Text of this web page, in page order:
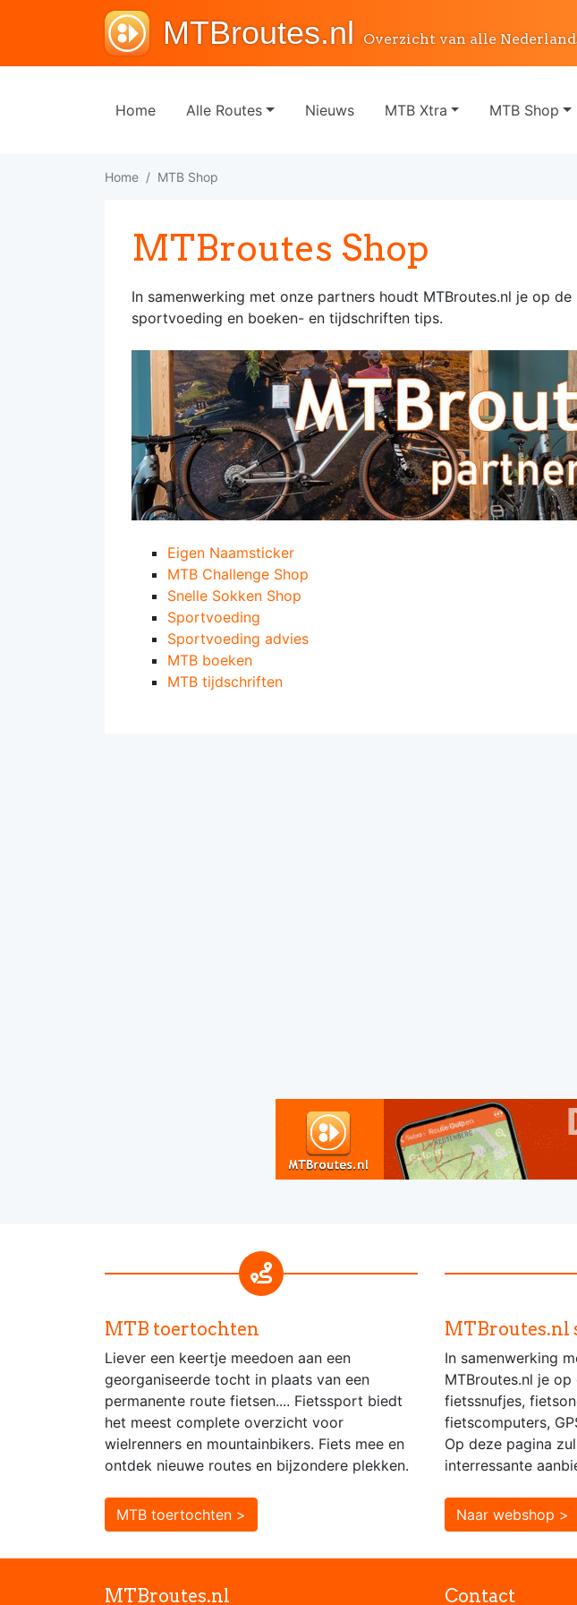
MTBroutes.nl Overzicht van alle
Home Alle Routes Nieuws MTB Xtra MTB Shop
Home MTB Shop
MTBroutes Shop
In samenwerking met onze partners houdt MTBroutes.nl je op
sportvoeding en boeken- en tijdschriften tips.
Eigen Naamsticker
MTB Challenge Shop
Snelle Sokken Shop
Sportvoeding
Sportvoeding advies
MTB boeken
MTB tijdschriften
MTB toertochten
Liever een keertje meedoen aan een
georganiseerde tocht in plaats van een
permanente route fietsen.... Fietssport biedt
het meest complete overzicht voor
wielrenners en mountainbikers. Fiets mee en
ontdek nieuwe routes en bijzondere plekken.
MTB toertochten >
MTBroutes.nl
In samenwerking
MTBroutes.nl je
fietssnufjes,
fietscomputers,
Op deze pagina
interressante
Naar webshop >
MTBroutes.nl Contact